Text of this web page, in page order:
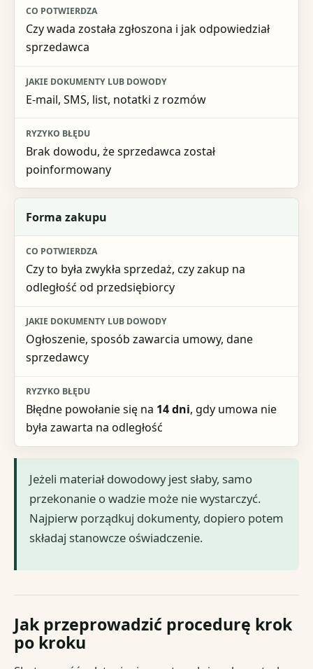
Czy wada została zgłoszona i jak odpowiedział
sprzedawca
E-mail, SMS, list, notatki z rozmów
Brak dowodu, że sprzedawca został
poinformowany
Forma zakupu
Czy to była zwykła sprzedaż, czy zakup na
odległość od przedsiębiorcy
Ogłoszenie, sposób zawarcia umowy, dane
sprzedawcy
Błędne powołanie się na 14 dni, gdy umowa nie
była zawarta na odległość
Jeżeli materiał dowodowy jest słaby, samo
przekonanie o wadzie może nie wystarczyć.
Najpierw porządkuj dokumenty, dopiero potem
składaj stanowcze oświadczenie.
Jak przeprowadzić procedurę krok
po kroku